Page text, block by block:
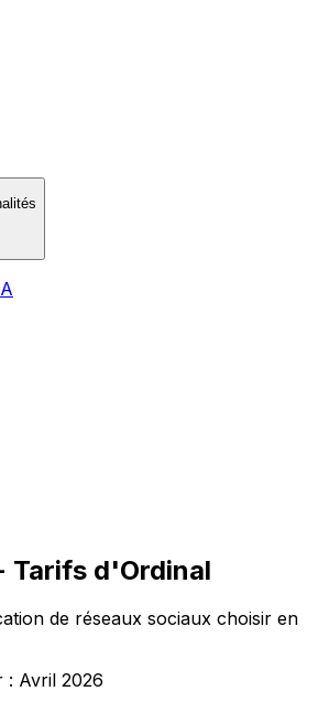
Tarifs d'Ordinal
de réseaux sociaux choisir en
: Avril 2026